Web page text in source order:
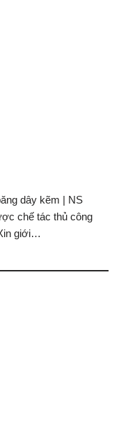
dây kẽm | NS
chế tác thủ công
giới…